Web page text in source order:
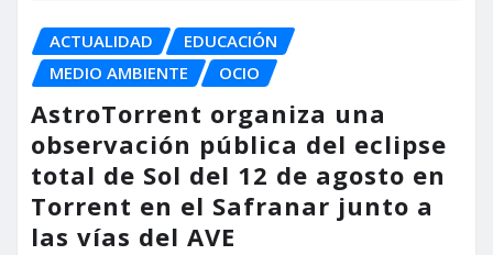
ACTUALIDAD
EDUCACIÓN
MEDIO AMBIENTE
OCIO
AstroTorrent organiza una
observación pública del eclipse
total de Sol del 12 de agosto en
Torrent en el Safranar junto a
las vías del AVE